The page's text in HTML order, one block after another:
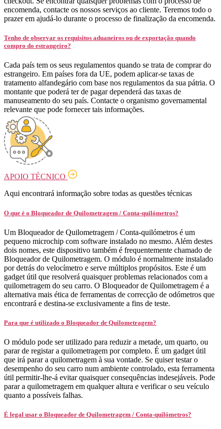
encomenda, contacte os nossos serviços ao cliente. Teremos todo o
prazer em ajudá-lo durante o processo de finalização da encomenda.
Tenho de observar os requisitos aduaneiros ou de exportação quando
compro do estrangeiro?
Cada país tem os seus regulamentos quando se trata de comprar do
estrangeiro. Em países fora da UE, podem aplicar-se taxas de
tratamento alfandegário com base nos regulamentos da sua pátria. O
montante que poderá ter de pagar dependerá das taxas de
manuseamento do seu país. Contacte o organismo governamental
relevante que pode fornecer tais informações.
APOIO TÉCNICO
Aqui encontrará informação sobre todas as questões técnicas
O que é o Bloqueador de Quilometragem / Conta-quilómetros?
Um Bloqueador de Quilometragem / Conta-quilómetros é um
pequeno microchip com software instalado no mesmo. Além destes
dois nomes, este dispositivo também é frequentemente chamado de
Bloqueador de Quilometragem. O módulo é normalmente instalado
por detrás do velocímetro e serve múltiplos propósitos. Este é um
gadget útil que resolverá quaisquer problemas relacionados com a
quilometragem do seu carro. O Bloqueador de Quilometragem é a
alternativa mais ética de ferramentas de correcção de odómetros que
encontrará e destina-se exclusivamente a fins de teste.
Para que é utilizado o Bloqueador de Quilometragem?
O módulo pode ser utilizado para reduzir a metade, um quarto, ou
parar de registar a quilometragem por completo. É um gadget útil
que irá parar a quilometragem à sua vontade. Se quiser testar o
desempenho do seu carro num ambiente controlado, esta ferramenta
útil permitir-lhe-á evitar quaisquer consequências indesejáveis. Pode
parar a quilometragem em qualquer altura e verificar o seu veículo
quanto a possíveis falhas.
É legal usar o Bloqueador de Quilometragem / Conta-quilómetros?